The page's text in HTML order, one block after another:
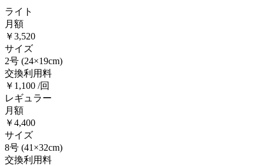
ライト
月額
￥3,520
サイズ
2号 (24×19cm)
交換利用料
￥1,100 /回
レギュラー
月額
￥4,400
サイズ
8号 (41×32cm)
交換利用料